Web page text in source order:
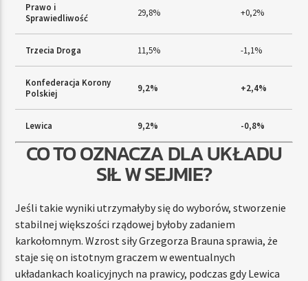
Prawo i
Sprawiedliwość
29,8% +0,2%
Trzecia Droga 11,5% -1,1%
Konfederacja Korony
Polskiej
9,2% +2,4%
Lewica 9,2% -0,8%
CO TO OZNACZA DLA UKŁADU
SIŁ W SEJMIE?
Jeśli takie wyniki utrzymałyby się do wyborów, stworzenie
stabilnej większości rządowej byłoby zadaniem
karkołomnym. Wzrost siły Grzegorza Brauna sprawia, że
staje się on istotnym graczem w ewentualnych
układankach koalicyjnych na prawicy, podczas gdy Lewica